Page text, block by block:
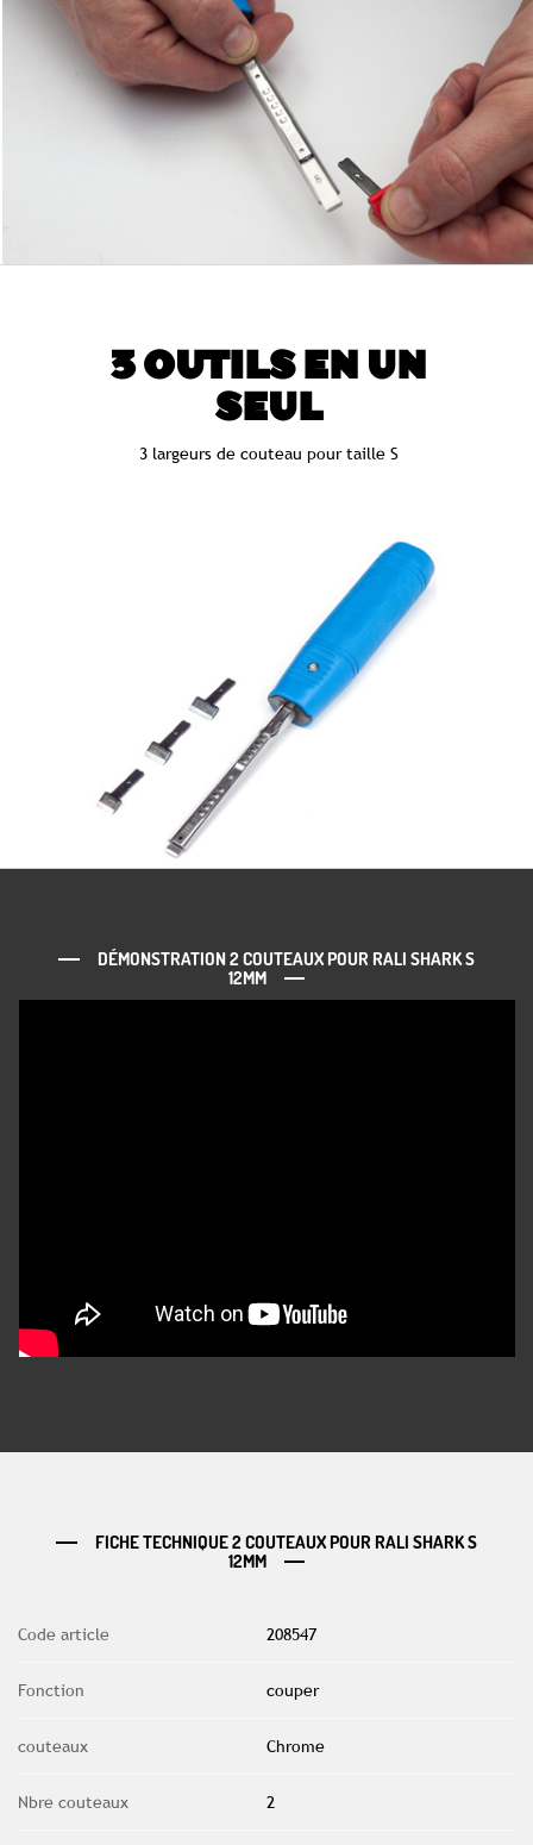
3 OUTILS EN UN
SEUL
3 largeurs de couteau pour taille S
DÉMONSTRATION 2 COUTEAUX POUR RALI SHARK S
12MM
FICHE TECHNIQUE 2 COUTEAUX POUR RALI SHARK S
12MM
Code article 208547
Fonction couper
couteaux Chrome
Nbre couteaux 2